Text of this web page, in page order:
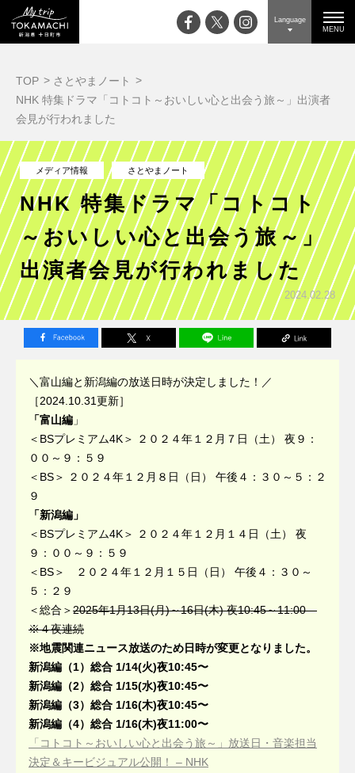
Language
MENU
TOP
さとやまノート
NHK 特集ドラマ「コトコト～おいしい心と出会う旅～」出演者
会見が行われました
メディア情報 さとやまノート
NHK 特集ドラマ「コトコト
～おいしい心と出会う旅～」
出演者会見が行われました
2024.02.28
＼富山編と新潟編の放送日時が決定しました！／
［2024.10.31更新］
「富山編 」
＜BSプレミアム4K＞ ２０２４年１２月７日（土） 夜９：
００～９：５９
＜BS＞ ２０２４年１２月８日（日） 午後４：３０～５：２
９
「新潟編」
＜BSプレミアム4K＞ ２０２４年１２月１４日（土） 夜
９：００～９：５９
＜BS＞ ２０２４年１２月１５日（日） 午後４：３０～
５：２９
＜総合＞2025年1月13日(月)～16日(木) 夜10:45～11:00
※４夜連続
※地震関連ニュース放送のため日時が変更となりました。
新潟編（1）総合 1/14(火)夜10:45〜
新潟編（2）総合 1/15(水)夜10:45〜
新潟編（3）総合 1/16(木)夜10:45〜
新潟編（4）総合 1/16(木)夜11:00〜
「コトコト～おいしい心と出会う旅～」放送日・音楽担当
決定＆キービジュアル公開！ – NHK